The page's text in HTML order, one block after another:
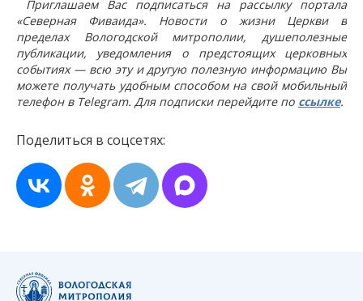
Приглашаем Вас подписаться на рассылку портала
«Северная Фиваида». Новости о жизни Церкви в
пределах Вологодской митрополии, душеполезные
публикации, уведомления о предстоящих церковных
событиях — всю эту и другую полезную информацию Вы
можете получать удобным способом на свой мобильный
телефон в Telegram. Для подписки перейдите по ссылке.
Поделиться в соцсетях: